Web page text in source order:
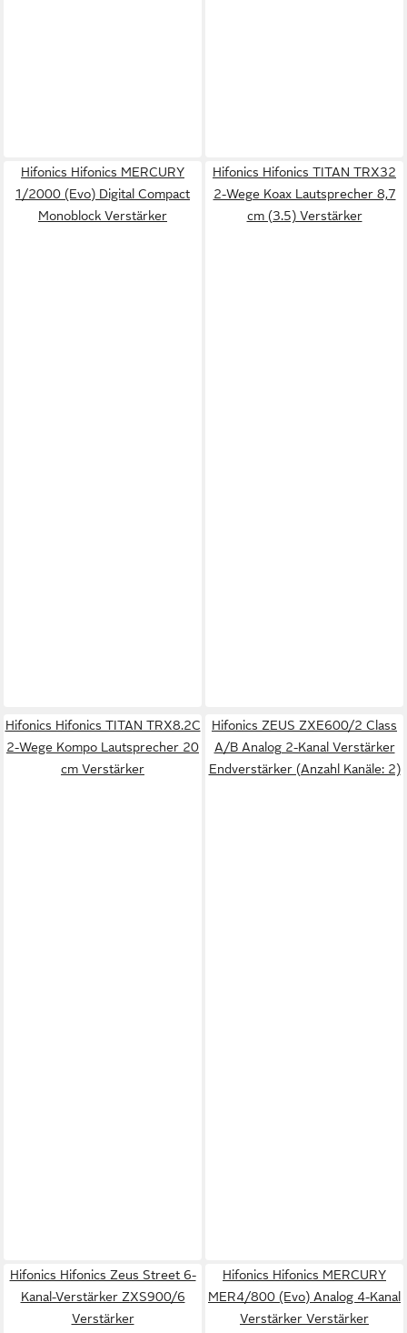
Hifonics Hifonics MERCURY
1/2000 (Evo) Digital Compact
Monoblock Verstärker
Hifonics Hifonics TITAN TRX32
2-Wege Koax Lautsprecher 8,7
cm (3.5) Verstärker
Hifonics Hifonics TITAN TRX8.2C
2-Wege Kompo Lautsprecher 20
cm Verstärker
Hifonics ZEUS ZXE600/2 Class
A/B Analog 2-Kanal Verstärker
Endverstärker (Anzahl Kanäle: 2)
Hifonics Hifonics Zeus Street 6-
Kanal-Verstärker ZXS900/6
Verstärker
Hifonics Hifonics MERCURY
MER4/800 (Evo) Analog 4-Kanal
Verstärker Verstärker